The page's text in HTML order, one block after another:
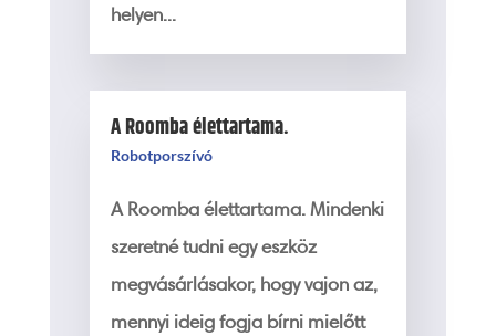
helyen...
A Roomba élettartama.
Robotporszívó
A Roomba élettartama. Mindenki
szeretné tudni egy eszköz
megvásárlásakor, hogy vajon az,
mennyi ideig fogja bírni mielőtt